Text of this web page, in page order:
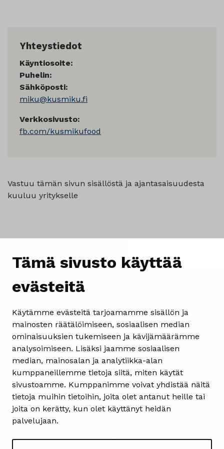
Tämä sivusto käyttää
evästeitä
Käytämme evästeitä tarjoamamme sisällön ja
mainosten räätälöimiseen, sosiaalisen median
ominaisuuksien tukemiseen ja kävijämäärämme
analysoimiseen. Lisäksi jaamme sosiaalisen
median, mainosalan ja analytiikka-alan
kumppaneillemme tietoja siitä, miten käytät
sivustoamme. Kumppanimme voivat yhdistää näitä
tietoja muihin tietoihin, joita olet antanut heille tai
joita on kerätty, kun olet käyttänyt heidän
palvelujaan.
Yhteystiedot
Käyntiosoite:
Puhelin:
Sähköposti:
miku@kusmiku.fi
Verkkosivusto:
fb.com/kusmikufood
Vastuu tämän sivun sisällöstä ja ajantasaisuudesta
kuuluu yritykselle
Yhteystiedot
Heinolan matkailuinfo
Kauppakatu 4
18100 Heinola
ma-pe 08.30-15.30
+358 3 849 3606